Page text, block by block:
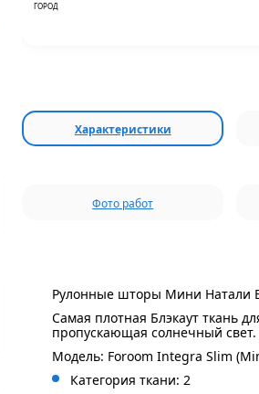
ГОРОД
Характеристики
Фото работ
Рулонные шторы Мини Натали
Самая плотная Блэкаут ткань
пропускающая солнечный свет.
Модель: Foroom Integra Slim
Категория ткани: 2